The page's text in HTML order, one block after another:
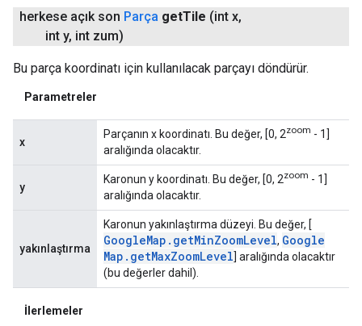
herkese açık son Parça getTile (int x,
int y, int zum)
Bu parça koordinatı için kullanılacak parçayı döndürür.
Parametreler
x
Parçanın x koordinatı. Bu değer, [0, 2zoom - 1]
aralığında olacaktır.
y
Karonun y koordinatı. Bu değer, [0, 2zoom - 1]
aralığında olacaktır.
yakınlaştırma
Karonun yakınlaştırma düzeyi. Bu değer, [
GoogleMap . getMinZoomLevel, Google
Map . getMaxZoomLevel] aralığında olacaktır
(bu değerler dahil).
İlerlemeler